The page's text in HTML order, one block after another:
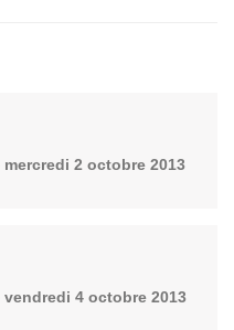
mercredi 2 octobre 2013
vendredi 4 octobre 2013